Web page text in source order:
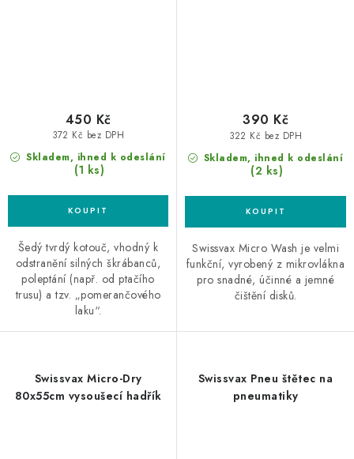
Skladem, ihned k odeslání
(1 ks)
372 Kč bez DPH
450 Kč
Šedý tvrdý kotouč, vhodný k
odstranění silných škrábanců,
poleptání (např. od ptačího
trusu) a tzv. „pomerančového
laku“.
Skladem, ihned k odeslání
(2 ks)
322 Kč bez DPH
390 Kč
Swissvax Micro Wash je velmi
funkční, vyrobený z mikrovlákna
pro snadné, účinné a jemné
čištění disků.
Swissvax Micro-Dry
80x55cm vysoušecí hadřík
Swissvax Pneu štětec na
pneumatiky